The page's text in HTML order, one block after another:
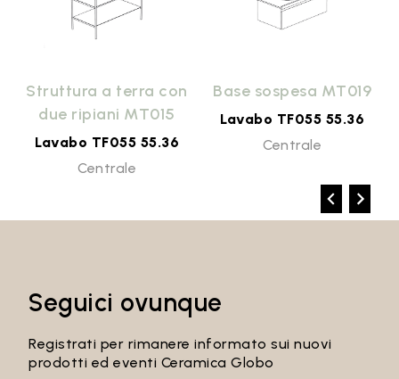
Struttura a terra con
due ripiani MT015
Lavabo TF055 55.36
Centrale
Base sospesa MT019
Lavabo TF055 55.36
Centrale
Seguici ovunque
Registrati per rimanere informato sui nuovi
prodotti ed eventi Ceramica Globo